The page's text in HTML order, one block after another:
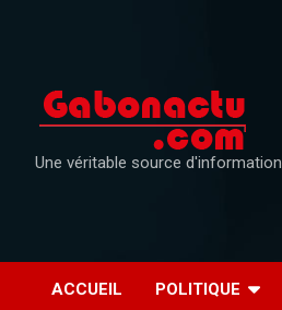
Une véritable source d'information
ACCUEIL POLITIQUE